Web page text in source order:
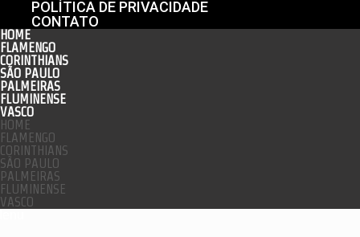
POLÍTICA DE PRIVACIDADE
CONTATO
HOME
FLAMENGO
CORINTHIANS
SÃO PAULO
PALMEIRAS
FLUMINENSE
VASCO
HOME
FLAMENGO
CORINTHIANS
SÃO PAULO
PALMEIRAS
FLUMINENSE
VASCO